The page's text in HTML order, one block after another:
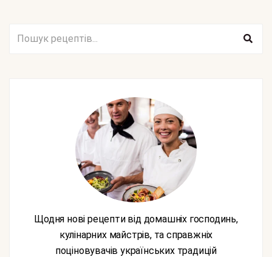
Щодня нові рецепти від домашніх господинь,
кулінарних майстрів, та справжніх
поціновувачів українських традицій